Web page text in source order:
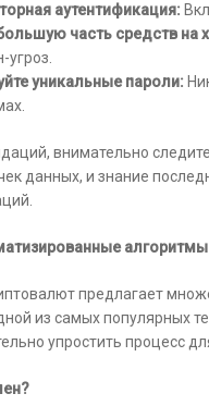
аутентификация:
часть средств на
угроз.
уникальные пароли:
внимательно
данных, и знание
алгоритмы
предлагает
из самых популярных
упростить процесс